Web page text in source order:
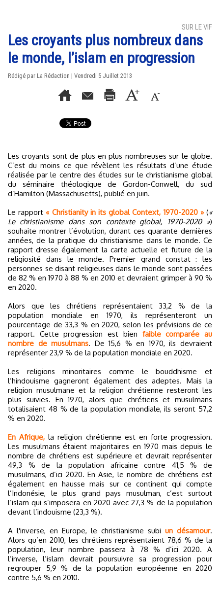
SUR LE VIF
Les croyants plus nombreux dans
le monde, l’islam en progression
Rédigé par La Rédaction | Vendredi 5 Juillet 2013
Les croyants sont de plus en plus nombreuses sur le globe.
C’est du moins ce que révèlent les résultats d’une étude
réalisée par le centre des études sur le christianisme global
du séminaire théologique de Gordon-Conwell, du sud
d’Hamilton (Massachusetts), publié en juin.
Le rapport« Christianity in its global Context, 1970-2020 »(«
Le christianisme dans son contexte global, 1970-2020 »)
souhaite montrer l’évolution, durant ces quarante dernières
années, de la pratique du christianisme dans le monde. Ce
rapport dresse également la carte actuelle et future de la
religiosité dans le monde. Premier grand constat : les
personnes se disant religieuses dans le monde sont passées
de 82 % en 1970 à 88 % en 2010 et devraient grimper à 90 %
en 2020.
Alors que les chrétiens représentaient 33,2 % de la
population mondiale en 1970, ils représenteront un
pourcentage de 33,3 % en 2020, selon les prévisions de ce
rapport. Cette progression est bien faible comparée au
nombre de musulmans. De 15,6 % en 1970, ils devraient
représenter 23,9 % de la population mondiale en 2020.
Les religions minoritaires comme le bouddhisme et
l’hindouisme gagneront également des adeptes. Mais la
religion musulmane et la religion chrétienne resteront les
plus suivies. En 1970, alors que chrétiens et musulmans
totalisaient 48 % de la population mondiale, ils seront 57,2
% en 2020.
En Afrique, la religion chrétienne est en forte progression.
Les musulmans étaient majoritaires en 1970 mais depuis le
nombre de chrétiens est supérieure et devrait représenter
49,3 % de la population africaine contre 41,5 % de
musulmans, d’ici 2020. En Asie, le nombre de chrétiens est
également en hausse mais sur ce continent qui compte
l’Indonésie, le plus grand pays musulman, c’est surtout
l’islam qui s’imposera en 2020 avec 27,3 % de la population
devant l’indouisme (23,3 %).
A l'inverse, en Europe, le christianisme subi un désamour.
Alors qu’en 2010, les chrétiens représentaient 78,6 % de la
population, leur nombre passera à 78 % d’ici 2020. A
l’inverse, l’islam devrait poursuivre sa progression pour
regrouper 5,9 % de la population européenne en 2020
contre 5,6 % en 2010.